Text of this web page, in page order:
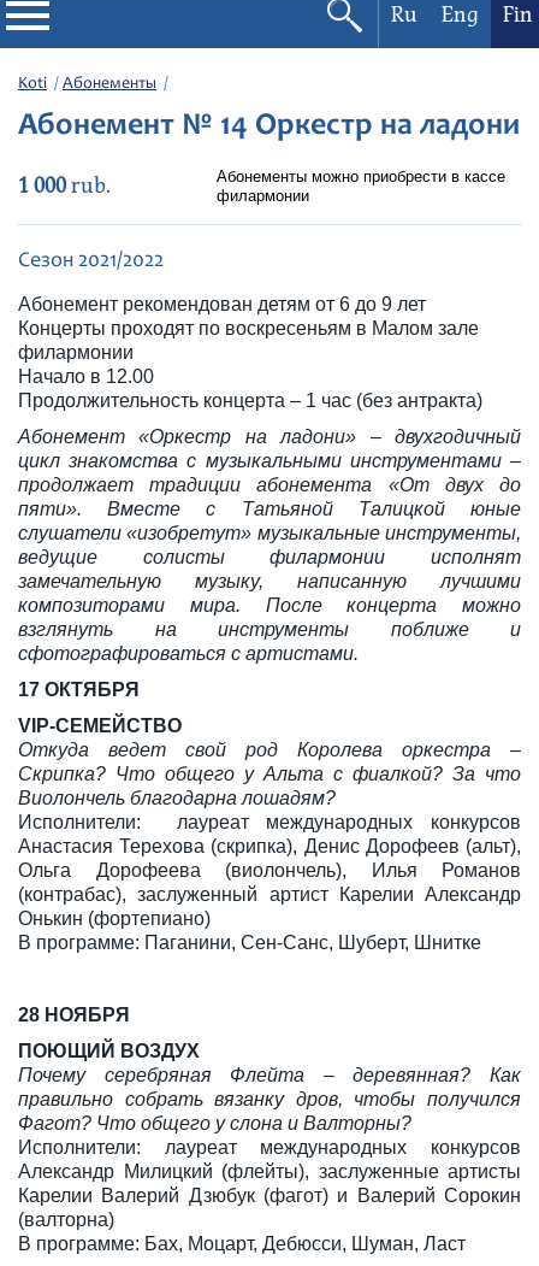
Filharmonia
Ru Eng Fin
Koti Абонементы
Абонемент № 14 Оркестр на ладони
1 000rub.
Абонементы можно приобрести в кассе
филармонии
Сезон 2021/2022
Абонемент рекомендован детям от 6 до 9 лет
Концерты проходят по воскресеньям в Малом зале
филармонии
Начало в 12.00
Продолжительность концерта – 1 час (без антракта)
Абонемент «Оркестр на ладони» – двухгодичный
цикл знакомства с музыкальными инструментами –
продолжает традиции абонемента «От двух до
пяти». Вместе с Татьяной Талицкой юные
слушатели «изобретут» музыкальные инструменты,
ведущие солисты филармонии исполнят
замечательную музыку, написанную лучшими
композиторами мира. После концерта можно
взглянуть на инструменты поближе и
сфотографироваться с артистами.
17 ОКТЯБРЯ
VIP-СЕМЕЙСТВО
Откуда ведет свой род Королева оркестра –
Скрипка? Что общего у Альта с фиалкой? За что
Виолончель благодарна лошадям?
Исполнители: лауреат международных конкурсов
Анастасия Терехова (скрипка), Денис Дорофеев (альт),
Ольга Дорофеева (виолончель), Илья Романов
(контрабас), заслуженный артист Карелии Александр
Онькин (фортепиано)
В программе: Паганини, Сен-Санс, Шуберт, Шнитке
28 НОЯБРЯ
ПОЮЩИЙ ВОЗДУХ
Почему серебряная Флейта – деревянная? Как
правильно собрать вязанку дров, чтобы получился
Фагот? Что общего у слона и Валторны?
Исполнители: лауреат международных конкурсов
Александр Милицкий (флейты), заслуженные артисты
Карелии Валерий Дзюбук (фагот) и Валерий Сорокин
(валторна)
В программе: Бах, Моцарт, Дебюсси, Шуман, Ласт